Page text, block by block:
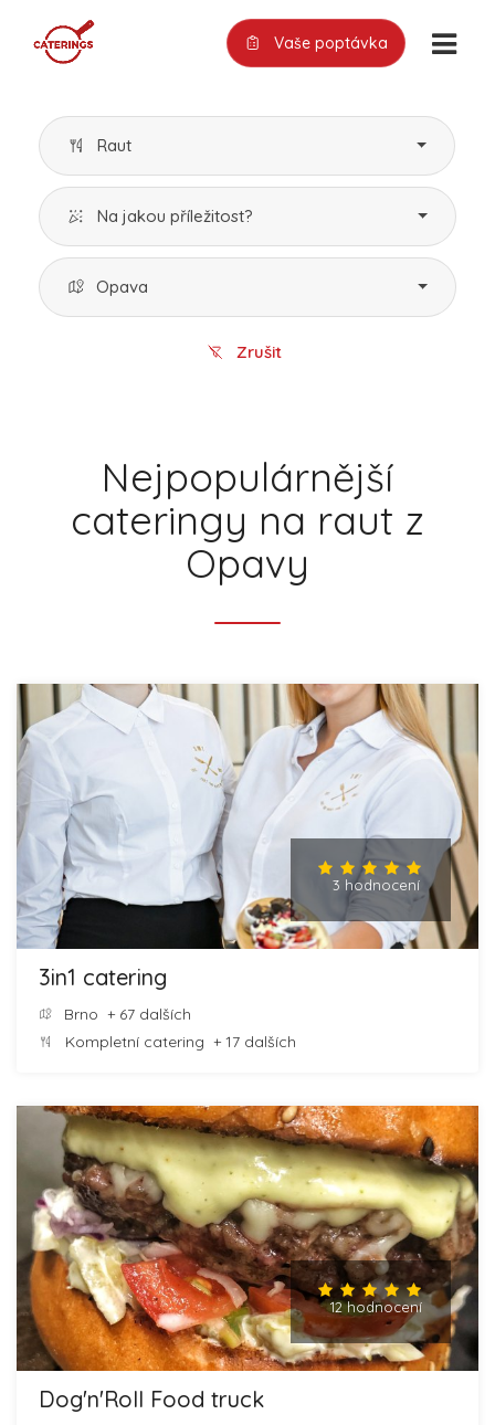
Vaše poptávka
Raut
Na jakou příležitost?
Opava
Zrušit
Nejpopulárnější
cateringy na raut z
Opavy
3 hodnocení
3in1 catering
Brno + 67 dalších
Kompletní catering + 17 dalších
12 hodnocení
Dog'n'Roll Food truck